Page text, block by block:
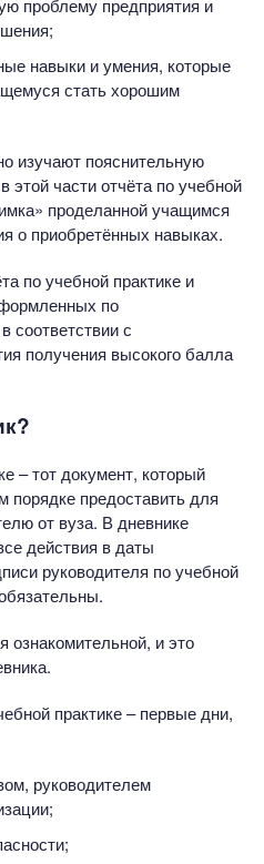
проблему предприятия и
навыки и умения, которые
стать хорошим
изучают пояснительную
этой части отчёта по учебной
проделанной учащимся
о приобретённых навыках.
по учебной практике и
по
соответствии с
получения высокого балла
– тот документ, который
порядке предоставить для
от вуза. В дневнике
действия в даты
руководителя по учебной
ознакомительной, и это
практике – первые дни,
руководителем